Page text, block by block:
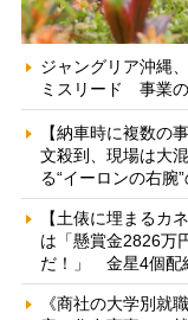
ジャングリア沖縄
ミスリード 事業の
【納車時に複数の
文殺到、現場は大
る“イーロンの右腕
【土俵に埋まるカ
は「懸賞金2826万
だ！」 金星4個配
《商社の大学別就